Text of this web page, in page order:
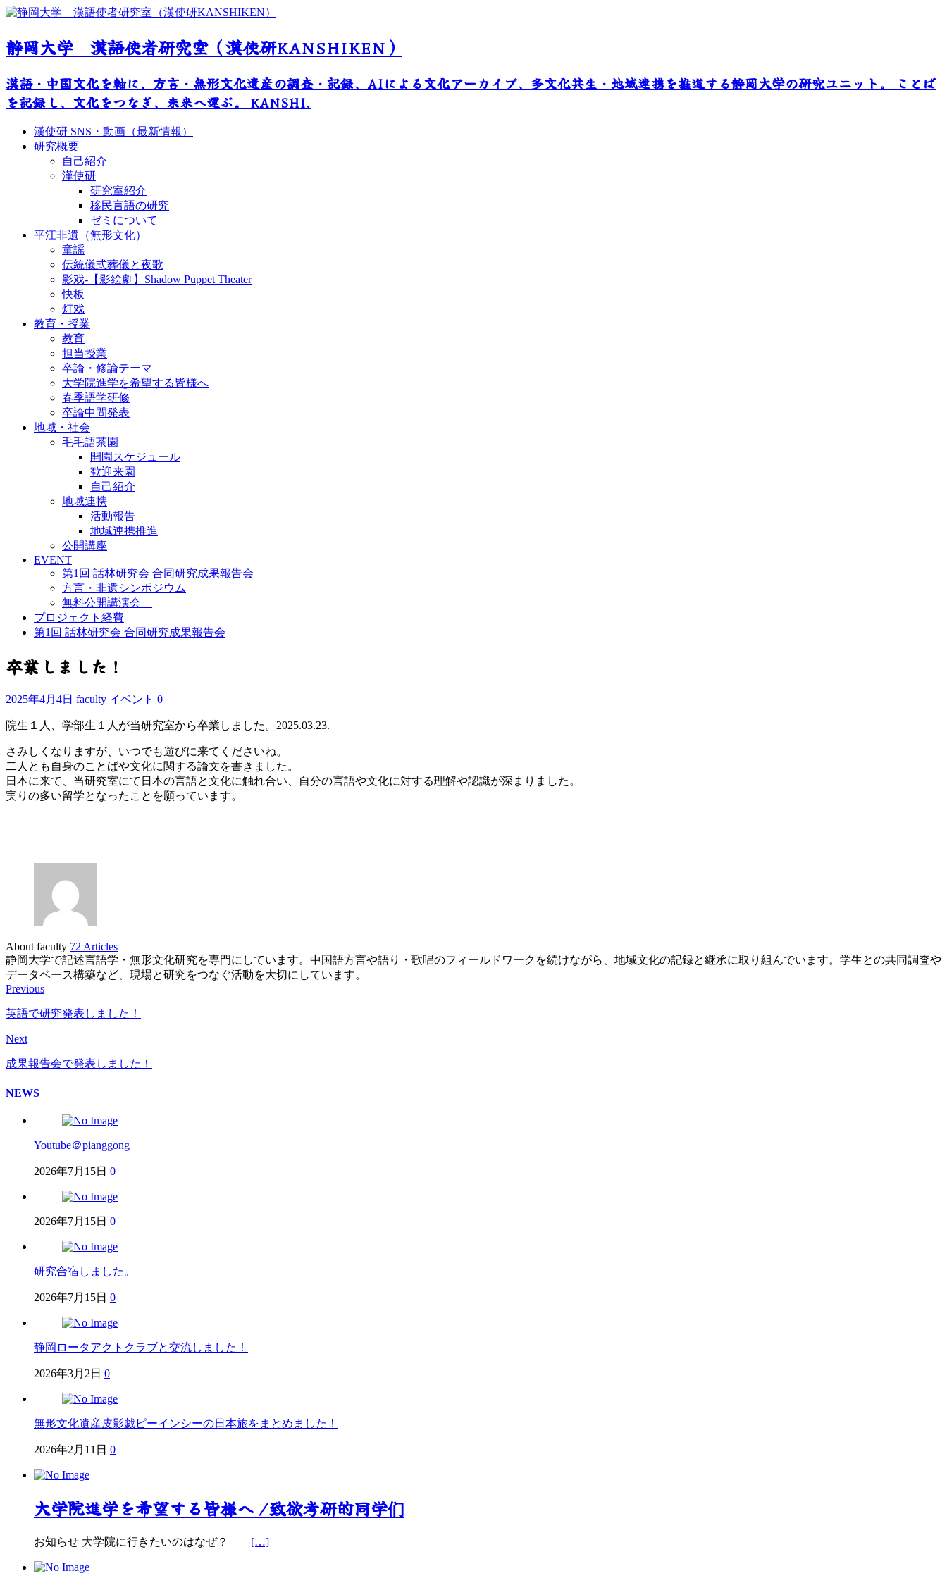
静岡大学 漢語使者研究室（漢使研KANSHIKEN）
漢語・中国文化を軸に、方言・無形文化遺産の調査・記録、AIによる文化アーカイブ、多文化共生・地域連携を推進する静岡大学の研究ユニット。 ことば
を記録し、文化をつなぎ、未来へ運ぶ。 KANSHI.
漢使研 SNS・動画（最新情報）
研究概要
自己紹介
漢使研
研究室紹介
移民言語の研究
ゼミについて
平江非遺（無形文化）
童謡
伝統儀式葬儀と夜歌
影戏-【影絵劇】Shadow Puppet Theater
快板
灯戏
教育・授業
教育
担当授業
卒論・修論テーマ
大学院進学を希望する皆様へ
春季語学研修
卒論中間発表
地域・社会
毛毛語茶園
開園スケジュール
歓迎来園
自己紹介
地域連携
活動報告
地域連携推進
公開講座
EVENT
第1回 話林研究会 合同研究成果報告会
方言・非遺シンポジウム
無料公開講演会
プロジェクト経費
第1回 話林研究会 合同研究成果報告会
卒業しました！
2025年4月4日 faculty イベント 0
院生１人、学部生１人が当研究室から卒業しました。2025.03.23.
さみしくなりますが、いつでも遊びに来てくださいね。
二人とも自身のことばや文化に関する論文を書きました。
日本に来て、当研究室にて日本の言語と文化に触れ合い、自分の言語や文化に対する理解や認識が深まりました。
実りの多い留学となったことを願っています。
About faculty 72 Articles
静岡大学で記述言語学・無形文化研究を専門にしています。中国語方言や語り・歌唱のフィールドワークを続けながら、地域文化の記録と継承に取り組んでいます。学生との共同調査や
データベース構築など、現場と研究をつなぐ活動を大切にしています。
Previous
英語で研究発表しました！
Next
成果報告会で発表しました！
NEWS
Youtube＠pianggong
2026年7月15日 0
2026年7月15日 0
研究合宿しました。
2026年7月15日 0
静岡ロータアクトクラブと交流しました！
2026年3月2日 0
無形文化遺産皮影戯ピーインシーの日本旅をまとめました！
2026年2月11日 0
大学院進学を希望する皆様へ /致欲考研的同学们
お知らせ 大学院に行きたいのはなぜ？ […]